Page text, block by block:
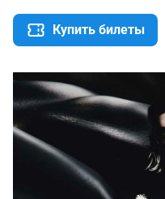
Купить билеты